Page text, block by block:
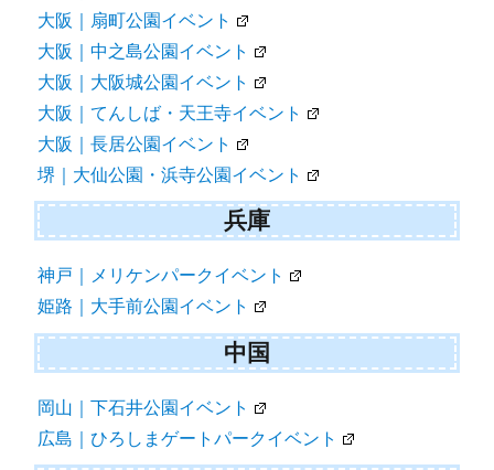
大阪｜扇町公園イベント
大阪｜中之島公園イベント
大阪｜大阪城公園イベント
大阪｜てんしば・天王寺イベント
大阪｜長居公園イベント
堺｜大仙公園・浜寺公園イベント
兵庫
神戸｜メリケンパークイベント
姫路｜大手前公園イベント
中国
岡山｜下石井公園イベント
広島｜ひろしまゲートパークイベント